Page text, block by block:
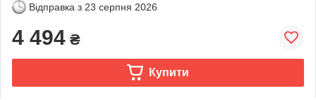
Відправка з 23 серпня 2026
4 494 ₴
Купити